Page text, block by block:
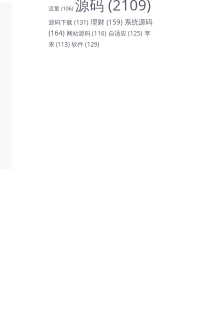
流量 (106) 源码 (2109)
源码下载(131) 理财 (159) 系统源码
(164) 网站源码(116) 自适应(125) 苹
果 (113) 软件(129)